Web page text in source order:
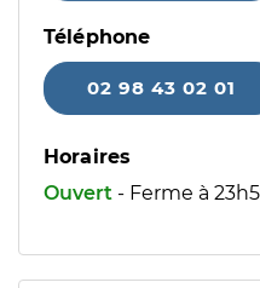
Téléphone
02 98 43 02 01
Horaires
Ouvert - Ferme à